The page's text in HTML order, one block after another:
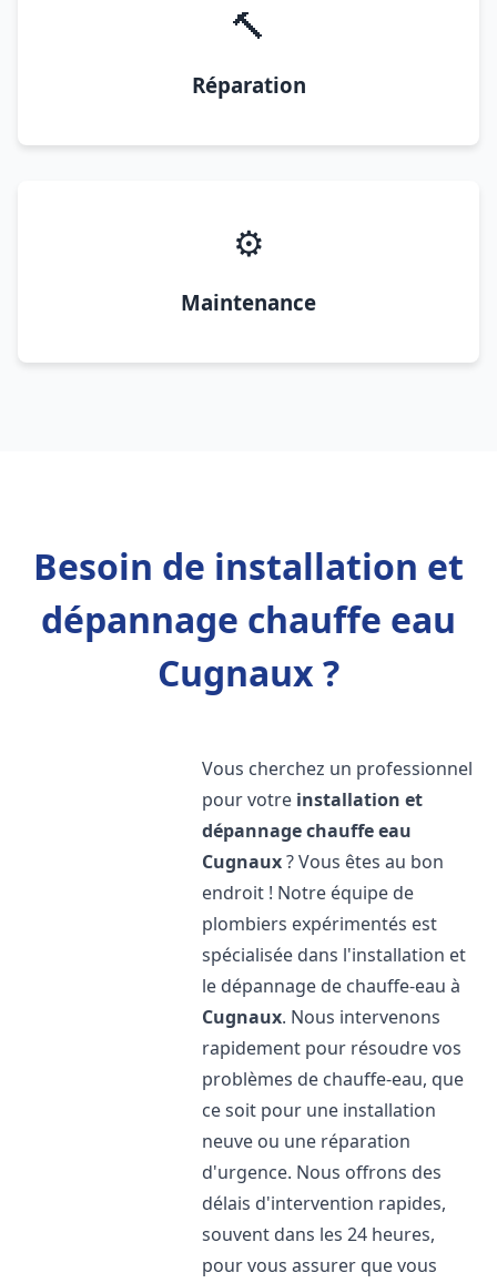
🔨
Réparation
⚙️
Maintenance
Besoin de installation et
dépannage chauffe eau
Cugnaux ?
Vous cherchez un professionnel
pour votre installation et
dépannage chauffe eau
Cugnaux? Vous êtes au bon
endroit ! Notre équipe de
plombiers expérimentés est
spécialisée dans l'installation et
le dépannage de chauffe-eau à
Cugnaux. Nous intervenons
rapidement pour résoudre vos
problèmes de chauffe-eau, que
ce soit pour une installation
neuve ou une réparation
d'urgence. Nous offrons des
délais d'intervention rapides,
souvent dans les 24 heures,
pour vous assurer que vous